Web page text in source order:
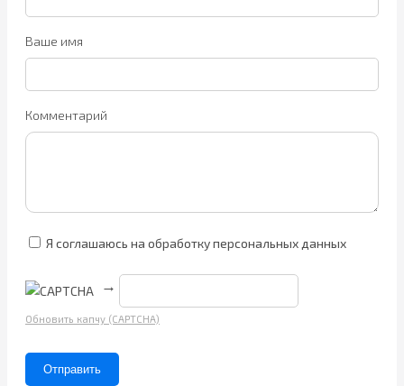
Ваше имя
Комментарий
Я соглашаюсь на обработку персональных данных
→
Обновить капчу (CAPTCHA)